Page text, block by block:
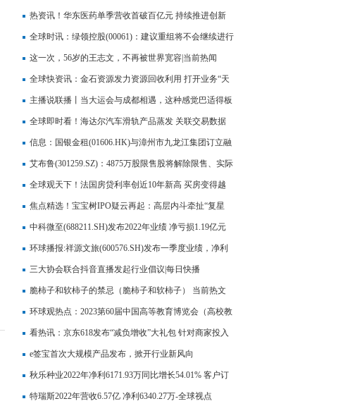
热资讯！华东医药单季营收首破百亿元 持续推进创新
研发投入
全球时讯：绿领控股(00061)：建议重组将不会继续进行
4月21日复牌
这一次，56岁的王志文，不再被世界宽容|当前热闻
全球快资讯：金石资源发力资源回收利用 打开业务“天
花板”
主播说联播丨当大运会与成都相遇，这种感觉巴适得板
全球即时看！海达尔汽车滑轨产品蒸发 关联交易数据
频调整或会计基础薄弱
信息：国银金租(01606.HK)与漳州市九龙江集团订立融
资租赁安排
艾布鲁(301259.SZ)：4875万股限售股将解除限售、实际
可上市流通的为2726.25万股_今日精选
全球观天下！法国房贷利率创近10年新高 买房变得越
来越难
焦点精选！宝宝树IPO疑云再起：高层内斗牵扯“复星
系” 自辩正常经营
中科微至(688211.SH)发布2022年业绩 净亏损1.19亿元
同比由盈转亏 每日消息
环球播报:祥源文旅(600576.SH)发布一季度业绩，净利
润2483万元
三大协会联合抖音直播发起行业倡议|每日快播
脆柿子和软柿子的禁忌（脆柿子和软柿子） 当前热文
环球观热点：2023第60届中国高等教育博览会（高校教
学科研设备展 ）
看热讯：京东618发布“减负增收”大礼包 针对商家投入
增加20%、运营成本降低30%
e签宝首次大规模产品发布，掀开行业新风向
秋乐种业2022年净利6171.93万同比增长54.01% 客户订
单需求旺盛
特瑞斯2022年营收6.57亿 净利6340.27万-全球视点